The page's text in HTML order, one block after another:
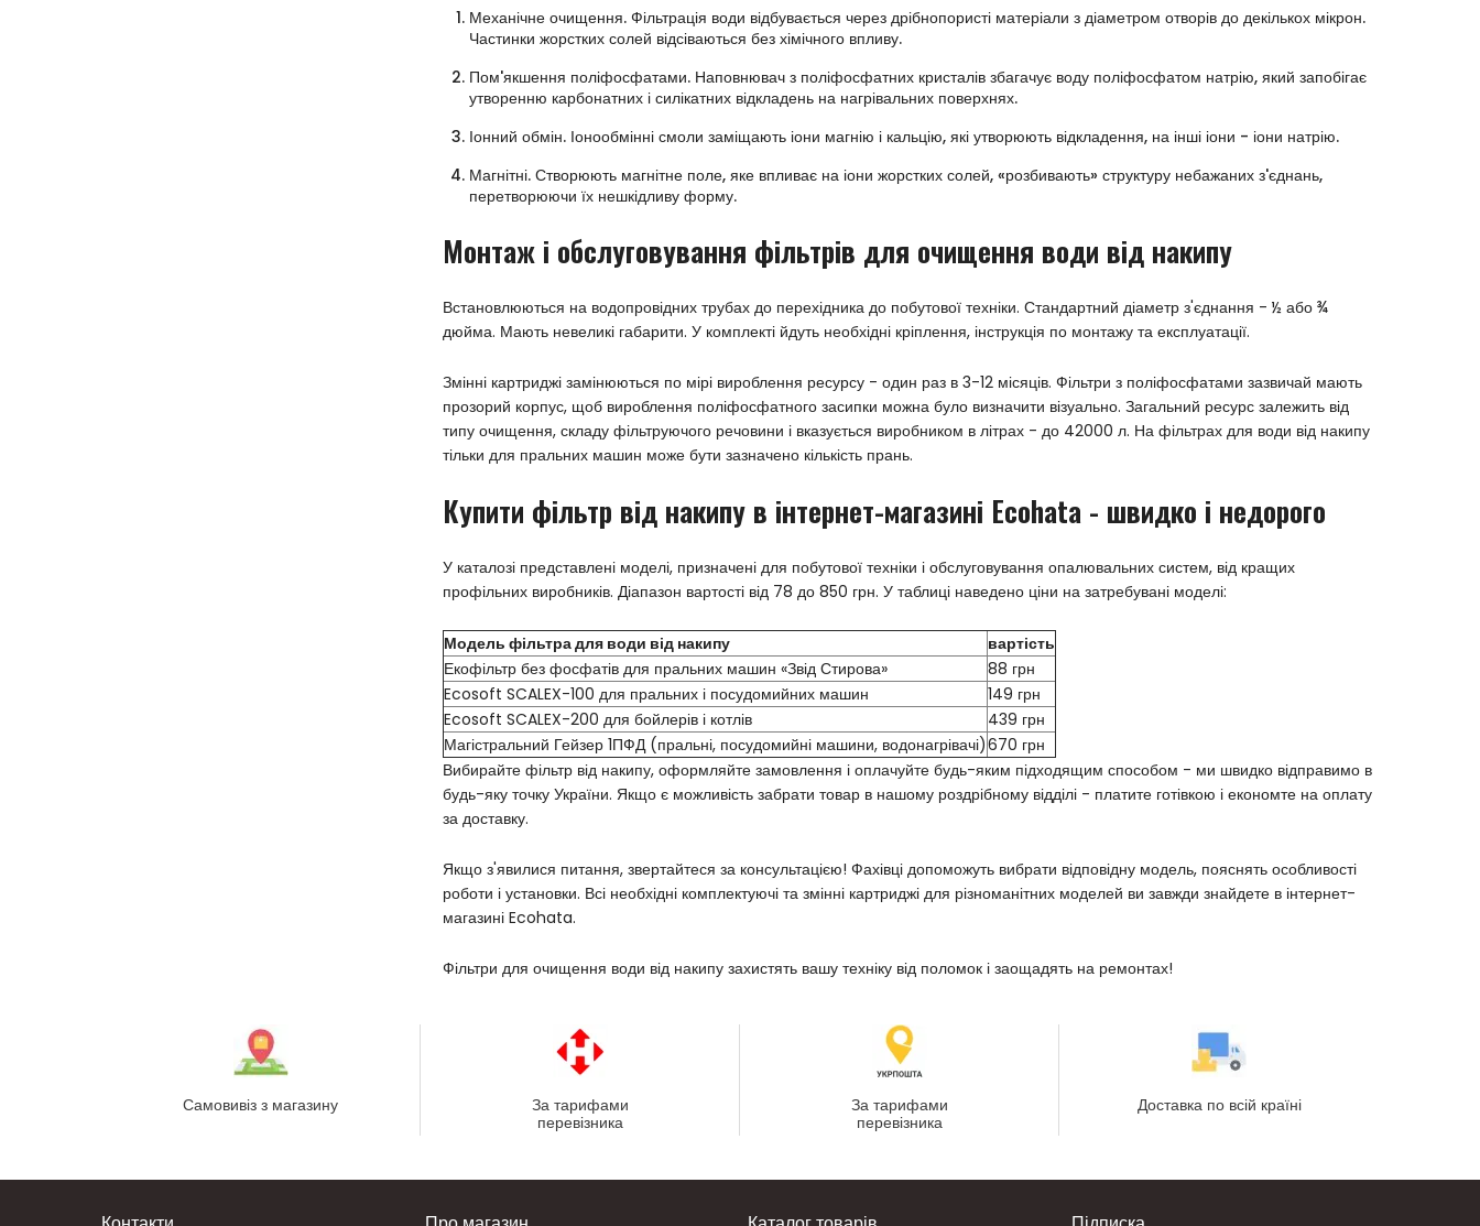
Механічне очищення. Фільтрація води відбувається через дрібнопористі матеріали з діаметром отворів до декількох мікрон.
Частинки жорстких солей відсіваються без хімічного впливу.
Пом'якшення поліфосфатами. Наповнювач з поліфосфатних кристалів збагачує воду поліфосфатом натрію, який запобігає
утворенню карбонатних і силікатних відкладень на нагрівальних поверхнях.
Іонний обмін. Іонообмінні смоли заміщають іони магнію і кальцію, які утворюють відкладення, на інші іони - іони натрію.
Магнітні. Створюють магнітне поле, яке впливає на іони жорстких солей, «розбивають» структуру небажаних з'єднань,
перетворюючи їх нешкідливу форму.
Монтаж і обслуговування фільтрів для очищення води від накипу
Встановлюються на водопровідних трубах до перехідника до побутової техніки. Стандартний діаметр з'єднання - ½ або ¾
дюйма. Мають невеликі габарити. У комплекті йдуть необхідні кріплення, інструкція по монтажу та експлуатації.
Змінні картриджі замінюються по мірі вироблення ресурсу - один раз в 3-12 місяців. Фільтри з поліфосфатами зазвичай мають
прозорий корпус, щоб вироблення поліфосфатного засипки можна було визначити візуально. Загальний ресурс залежить від
типу очищення, складу фільтруючого речовини і вказується виробником в літрах - до 42000 л. На фільтрах для води від накипу
тільки для пральних машин може бути зазначено кількість прань.
Купити фільтр від накипу в інтернет-магазині Ecohata - швидко і недорого
У каталозі представлені моделі, призначені для побутової техніки і обслуговування опалювальних систем, від кращих
профільних виробників. Діапазон вартості від 78 до 850 грн. У таблиці наведено ціни на затребувані моделі:
Модель фільтра для води від накипу
вартість
Екофільтр без фосфатів для пральних машин «Звід Стирова»
88 грн
Ecosoft SCALEX-100 для пральних і посудомийних машин
149 грн
Ecosoft SCALEX-200 для бойлерів і котлів
439 грн
Магістральний Гейзер 1ПФД (пральні, посудомийні машини, водонагрівачі)670 грн
Вибирайте фільтр від накипу, оформляйте замовлення і оплачуйте будь-яким підходящим способом - ми швидко відправимо в
будь-яку точку України. Якщо є можливість забрати товар в нашому роздрібному відділі - платите готівкою і економте на оплату
за доставку.
Якщо з'явилися питання, звертайтеся за консультацією! Фахівці допоможуть вибрати відповідну модель, пояснять особливості
роботи і установки. Всі необхідні комплектуючі та змінні картриджі для різноманітних моделей ви завжди знайдете в інтернет-
магазині Ecohata.
Фільтри для очищення води від накипу захистять вашу техніку від поломок і заощадять на ремонтах!
Самовивіз з магазину
За тарифами
перевізника
За тарифами
перевізника
Доставка по всій країні